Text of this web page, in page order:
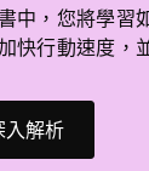
中，您將學習
快行動速度，
入解析